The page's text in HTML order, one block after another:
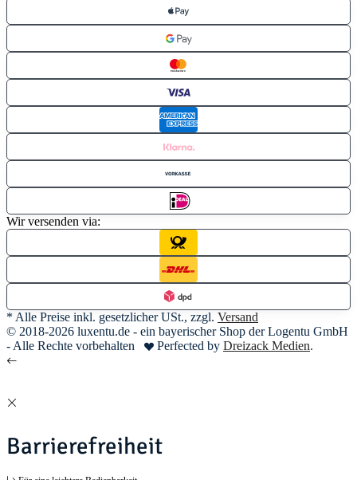
Wir versenden via:
* Alle Preise inkl. gesetzlicher USt., zzgl. Versand
© 2018-2026 luxentu.de - ein bayerischer Shop der Logentu GmbH
- Alle Rechte vorbehalten
Perfected by Dreizack Medien.
Barrierefreiheit